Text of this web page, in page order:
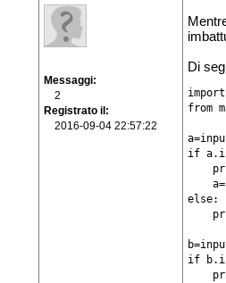
Messaggi
2
Registrato il
2016-09-04 22:57:22
Di
from
if
else:
if